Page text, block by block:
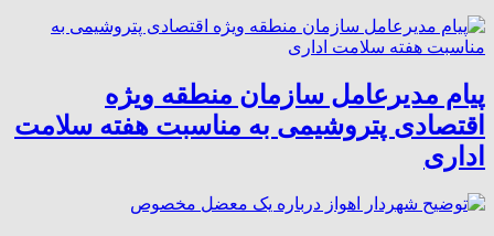
پیام مدیرعامل سازمان منطقه ویژه
اقتصادی پتروشیمی به مناسبت هفته سلامت
اداری